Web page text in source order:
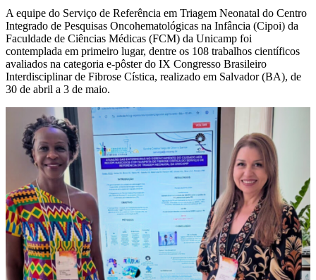
A equipe do Serviço de Referência em Triagem Neonatal do Centro
Integrado de Pesquisas Oncohematológicas na Infância (Cipoi) da
Faculdade de Ciências Médicas (FCM) da Unicamp foi
contemplada em primeiro lugar, dentre os 108 trabalhos científicos
avaliados na categoria e-pôster do IX Congresso Brasileiro
Interdisciplinar de Fibrose Cística, realizado em Salvador (BA), de
30 de abril a 3 de maio.